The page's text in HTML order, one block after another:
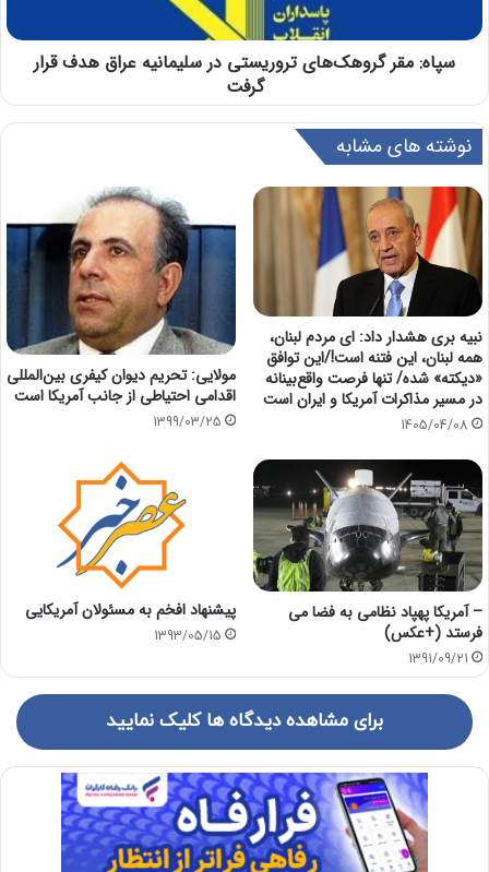
سپاه: مقر گروهک‌های تروریستی در سلیمانیه عراق هدف قرار
گرفت
نوشته های مشابه
نبیه بری هشدار داد: ای مردم لبنان،
همه لبنان، این فتنه است!/این توافق
«دیکته» شده/ تنها فرصت واقع‌بینانه
در مسیر مذاکرات آمریکا و ایران است
1405/04/08
مولایی: تحریم دیوان کیفری بین‌المللی
اقدامی احتیاطی از جانب آمریکا است
1399/03/25
– آمریکا پهپاد نظامی به فضا می
فرستد (+عکس)
1391/09/21
پیشنهاد افخم به مسئولان آمریکایی
1393/05/15
برای مشاهده دیدگاه ها کلیک نمایید